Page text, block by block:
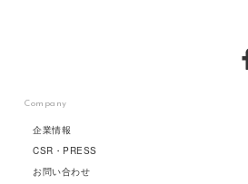
Company
企業情報
CSR・PRESS
お問い合わせ